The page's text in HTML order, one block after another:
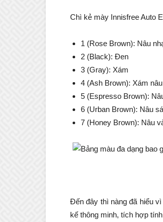
Chì kẻ mày Innisfree Auto
1 (Rose Brown): Nâu
2 (Black): Đen
3 (Gray): Xám
4 (Ash Brown): Xám nâu
5 (Espresso Brown):
6 (Urban Brown): Nâu
7 (Honey Brown): Nâu
Đến đây thì nàng đã hiểu
kế thông minh, tích hợp